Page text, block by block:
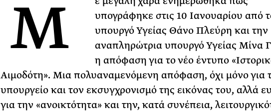
Μ
υπογράφηκε στις 10 Ιανουαρίου από
υπουργό Υγείας Θάνο Πλεύρη και την
αναπληρώτρια υπουργό Υγείας Μίνα
η απόφαση για το νέο έντυπο
Αιμοδότη». Μια πολυαναμενόμενη απόφαση, όχι μόνο για
υπουργείο και τον εκσυγχρονισμό της εικόνας του, αλλά
για την «ανοικτότητα» και την, κατά συνέπεια,
ΡΙΑ ΣΠΥΡΟΥ